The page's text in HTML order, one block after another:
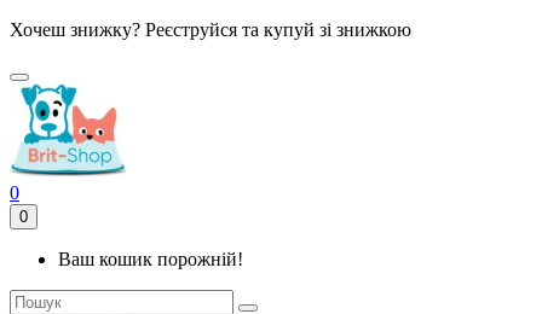
Хочеш знижку? Реєструйся та купуй зі знижкою
0
0
Ваш кошик порожній!